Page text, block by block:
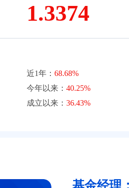
1.3374
近1年：68.68%
今年以来：40.25%
成立以来：36.43%
基金经理